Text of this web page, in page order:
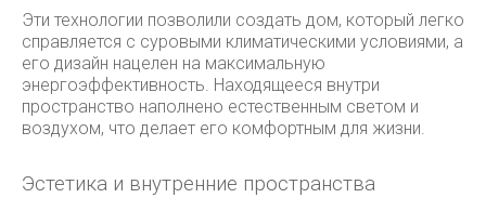
Эти технологии позволили создать дом, который легко
справляется с суровыми климатическими условиями, а
его дизайн нацелен на максимальную
энергоэффективность. Находящееся внутри
пространство наполнено естественным светом и
воздухом, что делает его комфортным для жизни.
Эстетика и внутренние пространства